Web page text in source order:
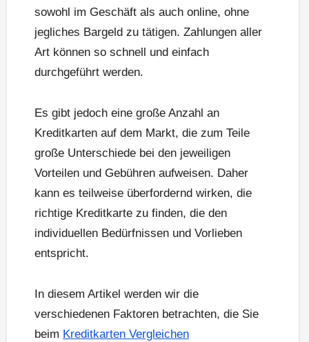
sowohl im Geschäft als auch online, ohne
jegliches Bargeld zu tätigen. Zahlungen aller
Art können so schnell und einfach
durchgeführt werden.
Es gibt jedoch eine große Anzahl an
Kreditkarten auf dem Markt, die zum Teile
große Unterschiede bei den jeweiligen
Vorteilen und Gebühren aufweisen. Daher
kann es teilweise überfordernd wirken, die
richtige Kreditkarte zu finden, die den
individuellen Bedürfnissen und Vorlieben
entspricht.
In diesem Artikel werden wir die
verschiedenen Faktoren betrachten, die Sie
beim Kreditkarten Vergleichen